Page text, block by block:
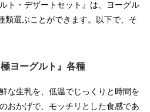
ト・デザートセット』は、ヨーグル
類選ぶことができます。以下で、そ
ヨーグルト』各種
な生乳を、低温でじっくりと時間を
おかげで、モッチリとした食感であ